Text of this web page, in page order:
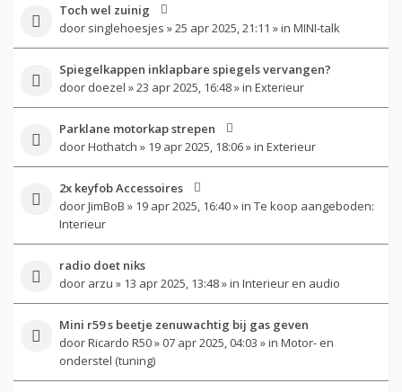
Toch wel zuinig
door singlehoesjes » 25 apr 2025, 21:11 » in MINI-talk
Spiegelkappen inklapbare spiegels vervangen?
door doezel » 23 apr 2025, 16:48 » in Exterieur
Parklane motorkap strepen
doorHothatch » 19 apr 2025, 18:06 » in Exterieur
2x keyfob Accessoires
doorJimBoB » 19 apr 2025, 16:40 » in Te koop aangeboden:
Interieur
radio doet niks
door arzu » 13 apr 2025, 13:48 » in Interieur en audio
Mini r59 s beetje zenuwachtig bij gas geven
doorRicardo R50» 07 apr 2025, 04:03 » in Motor- en
onderstel (tuning)